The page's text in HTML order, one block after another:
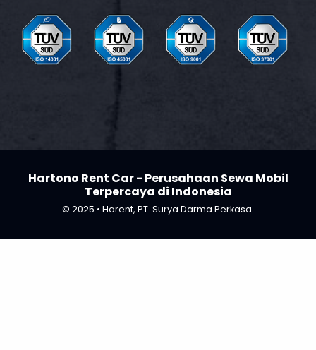
Hartono Rent Car - Perusahaan Sewa Mobil
Terpercaya di Indonesia
© 2025 • Harent, PT. Surya Darma Perkasa.